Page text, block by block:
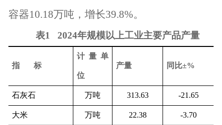
容器10.18万吨，增长39.8%。
表1 2024年规模以上工业主要产品产量
指 标
计量单
位
产量 同比±%
石灰石 万吨 313.63 -21.65
大米 万吨 22.38 -3.70